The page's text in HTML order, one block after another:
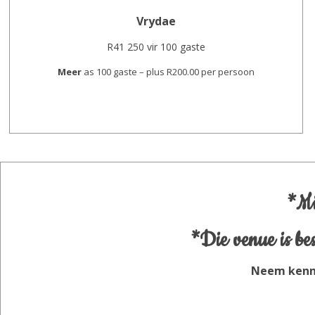
Vrydae
R41 250 vir 100 gaste
Meer as 100 gaste – plus R200.00 per persoon
*Die venue is
Neem